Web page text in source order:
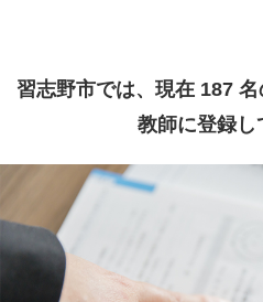
習志野市では、現在 187
教師に登録し